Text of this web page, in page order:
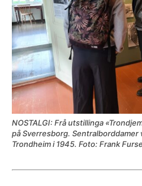
NOSTALGI: Frå utstillinga
på Sverresborg.
Trondheim i 1945. Foto: Frank